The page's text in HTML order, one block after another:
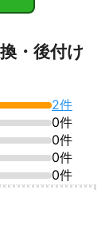
・後付け
2件
0件
0件
0件
0件